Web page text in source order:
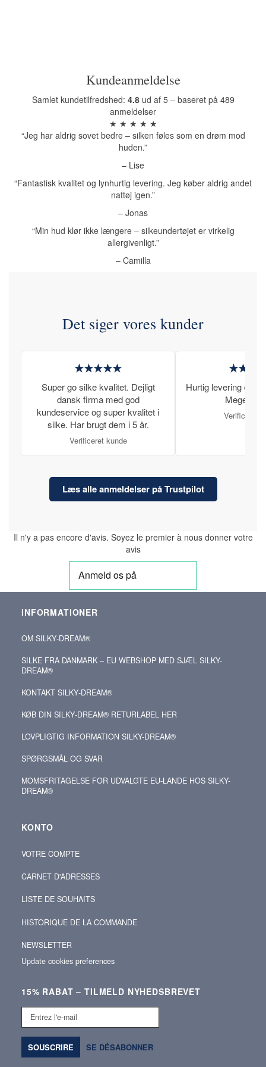
Kundeanmeldelse
Samlet kundetilfredshed: 4.8ud af 5 – baseret på 489
anmeldelser
★ ★ ★ ★ ★
“Jeg har aldrig sovet bedre – silken føles som en drøm mod
huden.”
– Lise
“Fantastisk kvalitet og lynhurtig levering. Jeg køber aldrig andet
nattøj igen.”
– Jonas
“Min hud klør ikke længere – silkeundertøjet er virkelig
allergivenligt.”
– Camilla
Det siger vores kunder
★★★★★
Super go silke kvalitet. Dejligt
dansk firma med god
kundeservice og super kvalitet i
silke. Har brugt dem i 5 år.
Verificeret kunde
Hurtig levering og
Meget
Verificeret
Læs alle anmeldelser på Trustpilot
Il n'y a pas encore d'avis. Soyez le premier à nous donner votre
avis
INFORMATIONER
OM SILKY‑DREAM®
SILKE FRA DANMARK – EU WEBSHOP MED SJÆL SILKY-
DREAM®
KONTAKT SILKY‑DREAM®
KØB DIN SILKY‑DREAM® RETURLABEL HER
LOVPLIGTIG INFORMATION SILKY-DREAM®
SPØRGSMÅL OG SVAR
MOMSFRITAGELSE FOR UDVALGTE EU-LANDE HOS SILKY-
DREAM®
KONTO
VOTRE COMPTE
CARNET D'ADRESSES
LISTE DE SOUHAITS
HISTORIQUE DE LA COMMANDE
NEWSLETTER
Update cookies preferences
15% RABAT – TILMELD NYHEDSBREVET
Entrez
mail
SOUSCRIRE SE DÉSABONNER